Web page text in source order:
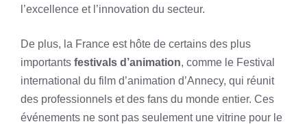
l’excellence et l’innovation du secteur.
De plus, la France est hôte de certains des plus
importants festivals d’animation, comme le Festival
international du film d’animation d’Annecy, qui réunit
des professionnels et des fans du monde entier. Ces
événements ne sont pas seulement une vitrine pour le